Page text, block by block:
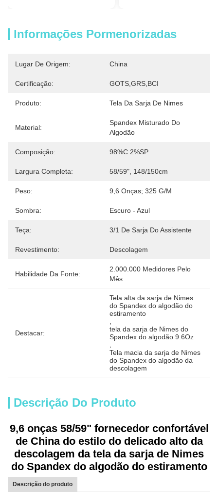
Informações Pormenorizadas
Lugar De Origem: China
Certificação: GOTS,GRS,BCI
Produto: Tela Da Sarja De Nimes
Material:
Spandex Misturado Do
Algodão
Composição: 98%C 2%SP
Largura Completa: 58/59", 148/150cm
Peso: 9,6 Onças; 325 G/M
Sombra: Escuro - Azul
Teça: 3/1 De Sarja Do Assistente
Revestimento: Descolagem
Habilidade Da Fonte:
2.000.000 Medidores Pelo
Mês
Destacar:
Tela alta da sarja de Nimes
do Spandex do algodão do
estiramento
tela da sarja de Nimes do
Spandex do algodão 9.6Oz
Tela macia da sarja de Nimes
do Spandex do algodão da
descolagem
Descrição Do Produto
9,6 onças 58/59" fornecedor confortável
de China do estilo do delicado alto da
descolagem da tela da sarja de Nimes
do Spandex do algodão do estiramento
Descrição do produto